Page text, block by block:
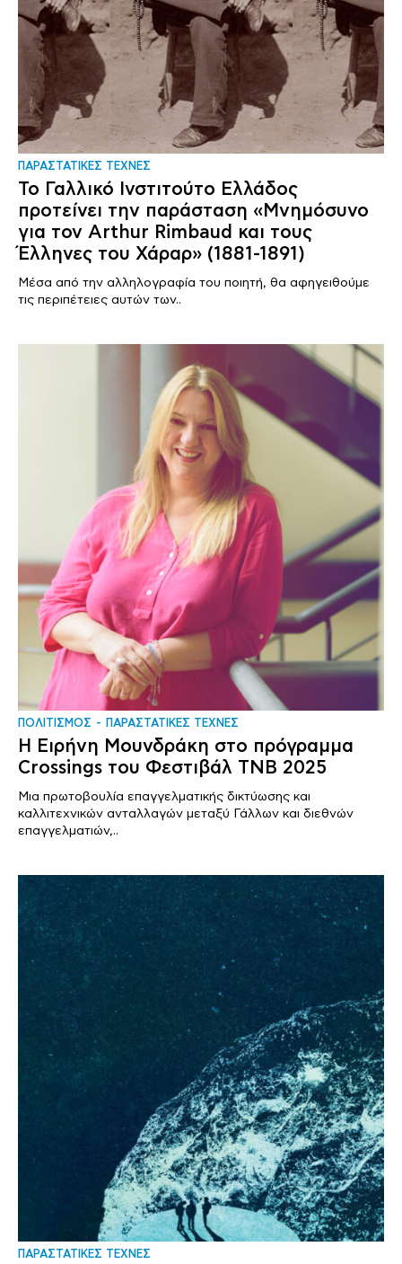
ΠΑΡΑΣΤΑΤΙΚΕΣ ΤΕΧΝΕΣ
Το Γαλλικό Ινστιτούτο Ελλάδος
προτείνει την παράσταση «Μνημόσυνο
για τον Arthur Rimbaud και τους
Έλληνες του Χάραρ» (1881-1891)
Μέσα από την αλληλογραφία του ποιητή, θα αφηγειθούμε
τις περιπέτειες αυτών των..
ΠΟΛΙΤΙΣΜΟΣ ΠΑΡΑΣΤΑΤΙΚΕΣ ΤΕΧΝΕΣ
Η Ειρήνη Μουνδράκη στο πρόγραμμα
Crossings του Φεστιβάλ TNB 2025
Μια πρωτοβουλία επαγγελματικής δικτύωσης και
καλλιτεχνικών ανταλλαγών μεταξύ Γάλλων και διεθνών
επαγγελματιών,..
ΠΑΡΑΣΤΑΤΙΚΕΣ ΤΕΧΝΕΣ